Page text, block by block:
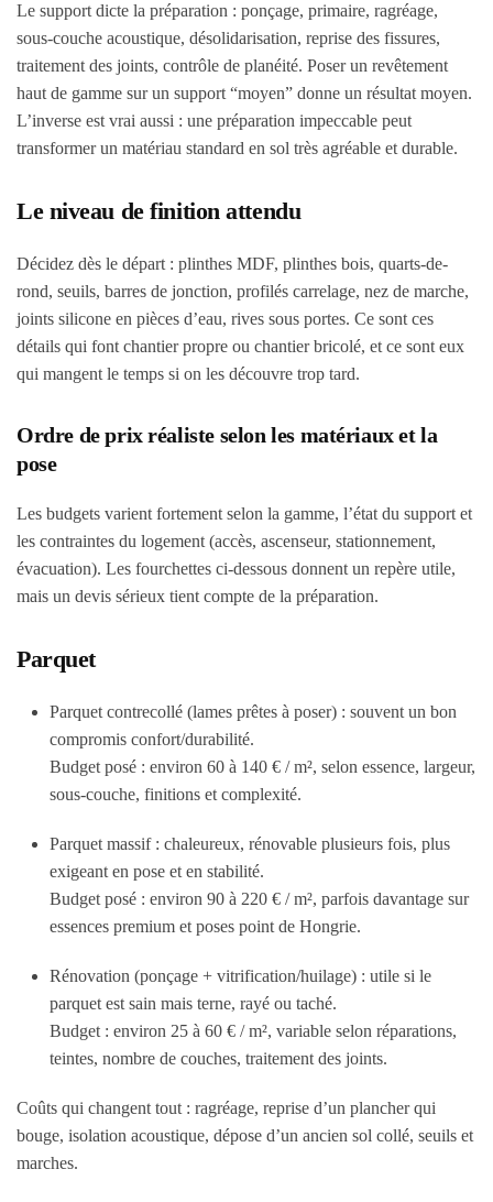
Le support dicte la préparation : ponçage, primaire, ragréage,
sous-couche acoustique, désolidarisation, reprise des fissures,
traitement des joints, contrôle de planéité. Poser un revêtement
haut de gamme sur un support “moyen” donne un résultat moyen.
L’inverse est vrai aussi : une préparation impeccable peut
transformer un matériau standard en sol très agréable et durable.
Le niveau de finition attendu
Décidez dès le départ : plinthes MDF, plinthes bois, quarts-de-
rond, seuils, barres de jonction, profilés carrelage, nez de marche,
joints silicone en pièces d’eau, rives sous portes. Ce sont ces
détails qui font chantier propre ou chantier bricolé, et ce sont eux
qui mangent le temps si on les découvre trop tard.
Ordre de prix réaliste selon les matériaux et la
pose
Les budgets varient fortement selon la gamme, l’état du support et
les contraintes du logement (accès, ascenseur, stationnement,
évacuation). Les fourchettes ci-dessous donnent un repère utile,
mais un devis sérieux tient compte de la préparation.
Parquet
Parquet contrecollé (lames prêtes à poser) : souvent un bon
compromis confort/durabilité.
Budget posé : environ 60 à 140 € / m², selon essence, largeur,
sous-couche, finitions et complexité.
Parquet massif : chaleureux, rénovable plusieurs fois, plus
exigeant en pose et en stabilité.
Budget posé : environ 90 à 220 € / m², parfois davantage sur
essences premium et poses point de Hongrie.
Rénovation (ponçage + vitrification/huilage) : utile si le
parquet est sain mais terne, rayé ou taché.
Budget : environ 25 à 60 € / m², variable selon réparations,
teintes, nombre de couches, traitement des joints.
Coûts qui changent tout : ragréage, reprise d’un plancher qui
bouge, isolation acoustique, dépose d’un ancien sol collé, seuils et
marches.